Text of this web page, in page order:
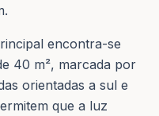
encontra-se
40 m², marcada por
orientadas a sul e
que a luz